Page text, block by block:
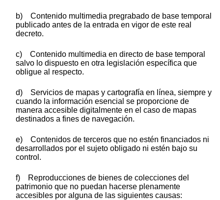
b) Contenido multimedia pregrabado de base temporal
publicado antes de la entrada en vigor de este real
decreto.
c) Contenido multimedia en directo de base temporal
salvo lo dispuesto en otra legislación específica que
obligue al respecto.
d) Servicios de mapas y cartografía en línea, siempre y
cuando la información esencial se proporcione de
manera accesible digitalmente en el caso de mapas
destinados a fines de navegación.
e) Contenidos de terceros que no estén financiados ni
desarrollados por el sujeto obligado ni estén bajo su
control.
f) Reproducciones de bienes de colecciones del
patrimonio que no puedan hacerse plenamente
accesibles por alguna de las siguientes causas: